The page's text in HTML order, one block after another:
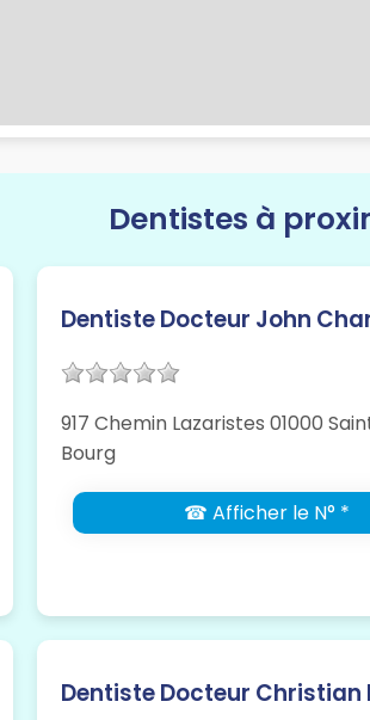
Dentistes à
Dentiste Docteur John
917 Chemin Lazaristes 01000
Bourg
☎ Afficher le N° *
Dentiste Docteur Christian